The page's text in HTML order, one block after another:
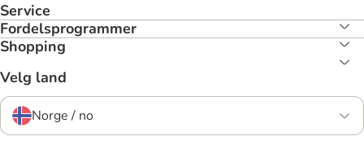
Service
Fordelsprogrammer
Shopping
Velg land
Norge / no